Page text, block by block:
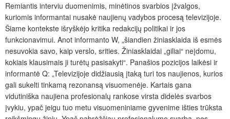
Remiantis interviu duomenimis, minėtinos svarbios įžvalgos,
kuriomis informantai nusakė naujienų vadybos procesą televizijoje.
Šiame kontekste išryškėjo kritika redakcijų politikai ir jos
funkcionavimui. Anot informanto W, „šiandien žiniasklaida iš esmės
nesuvokia savo, kaip verslo, srities. Žiniasklaidai „giliai“ neįdomu,
kokiais klausimais ji turėtų pasisakyti“. Panašios pozicijos laikėsi ir
informantė Q: „Televizijoje didžiausią įtaką turi tos naujienos, kurios
gali sukelti tinkamą rezonansą visuomenėje. Kartais gana
vidutiniška naujiena profesionalų rankose virsta didelės svarbos
įvykiu, ypač jeigu tuo metu visuomeniniame gyvenime išties trūksta